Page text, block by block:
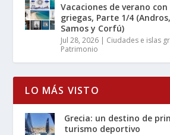
Vacaciones de verano
griegas, Parte 1/4
Samos y Corfú)
Jul 28, 2026 | Ciudades e islas
Patrimonio
LO MÁS VISTO
Grecia: un destino de
turismo deportivo